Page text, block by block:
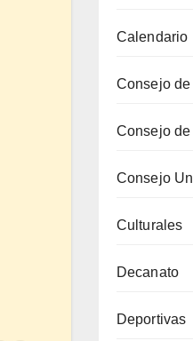
Calendario
Consejo
Consejo
Consejo
Culturales
Decanato
Deportivas